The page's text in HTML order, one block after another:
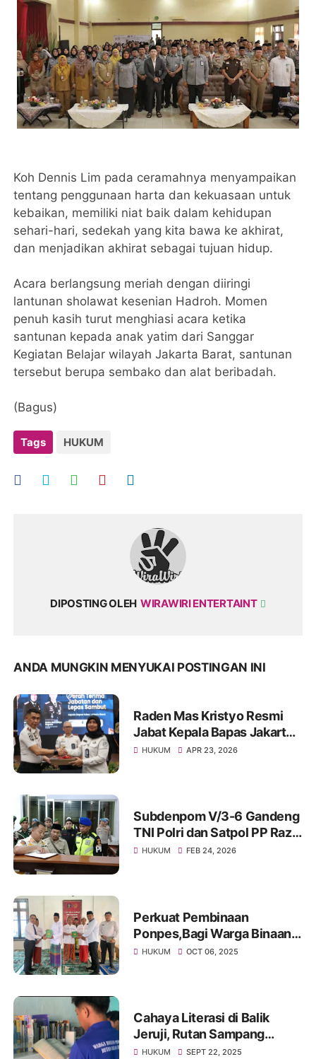
Koh Dennis Lim pada ceramahnya menyampaikan
tentang penggunaan harta dan kekuasaan untuk
kebaikan, memiliki niat baik dalam kehidupan
sehari-hari, sedekah yang kita bawa ke akhirat,
dan menjadikan akhirat sebagai tujuan hidup.
Acara berlangsung meriah dengan diiringi
lantunan sholawat kesenian Hadroh. Momen
penuh kasih turut menghiasi acara ketika
santunan kepada anak yatim dari Sanggar
Kegiatan Belajar wilayah Jakarta Barat, santunan
tersebut berupa sembako dan alat beribadah.
(Bagus)
Tags HUKUM
DIPOSTING OLEH WIRAWIRI ENTERTAINT
ANDA MUNGKIN MENYUKAI POSTINGAN INI
Raden Mas Kristyo Resmi
Jabat Kepala Bapas Jakarta
Barat
HUKUM APR 23, 2026
Subdenpom V/3-6 Gandeng
TNI Polri dan Satpol PP Razia
Penyakit Masyarakat
HUKUM FEB 24, 2026
Perkuat Pembinaan
Ponpes,Bagi Warga Binaan,
Rutan Sampang Terima
HUKUM OCT 06, 2025
Cahaya Literasi di Balik
Jeruji, Rutan Sampang
Terima Peminjaman Buku
HUKUM SEPT 22, 2025